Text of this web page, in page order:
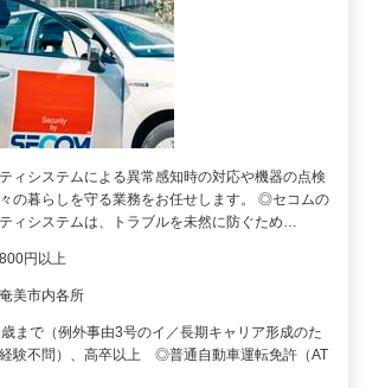
ィシステムによる異常感知時の対応や機器の点検
の暮らしを守る業務をお任せします。 ◎セコムの
ィシステムは、トラブルを未然に防ぐため…
円以上
美市内各所
まで（例外事由3号のイ／長期キャリア形成のた
験不問）、高卒以上 ◎普通自動車運転免許（AT